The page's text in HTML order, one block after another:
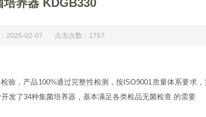
培养器 KDGB330
：2025-02-07 点击次数：1757
验，产品100%通过完整性检测，按ISO9001质量体系要求
发了34种集菌培养器，基本满足各类检品无菌检查 的需要